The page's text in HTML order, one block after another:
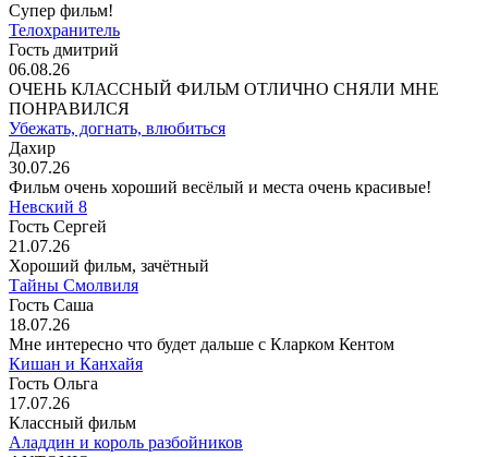
Супер фильм!
Телохранитель
Гость дмитрий
06.08.26
ОЧЕНЬ КЛАССНЫЙ ФИЛЬМ ОТЛИЧНО СНЯЛИ МНЕ
ПОНРАВИЛСЯ
Убежать, догнать, влюбиться
Дахир
30.07.26
Фильм очень хороший весёлый и места очень красивые!
Невский 8
Гость Сергей
21.07.26
Хороший фильм, зачётный
Тайны Смолвиля
Гость Саша
18.07.26
Мне интересно что будет дальше с Кларком Кентом
Кишан и Канхайя
Гость Ольга
17.07.26
Классный фильм
Аладдин и король разбойников